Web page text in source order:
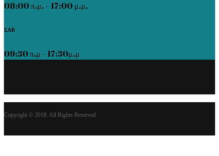
08:00 π.μ. – 17:00 μ.μ.
ΣΑΒ
09:30 π.μ – 17:30μ.μ
Copyright © 2018. All Rights Reserved